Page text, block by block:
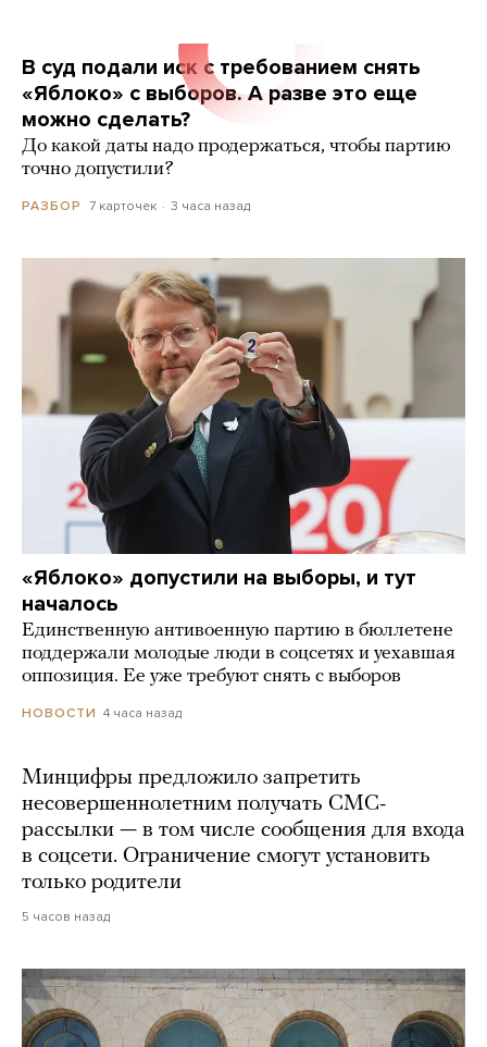
В суд подали иск с требованием снять
«Яблоко» с выборов. А разве это еще
можно сделать?
До какой даты надо продержаться, чтобы партию
точно допустили?
РАЗБОР 7 карточек 3 часа назад
«Яблоко» допустили на выборы, и тут
началось
Единственную антивоенную партию в бюллетене
поддержали молодые люди в соцсетях и уехавшая
оппозиция. Ее уже требуют снять с выборов
НОВОСТИ 4 часа назад
Минцифры предложило запретить
несовершеннолетним получать СМС-
рассылки — в том числе сообщения для входа
в соцсети. Ограничение смогут установить
только родители
5 часов назад